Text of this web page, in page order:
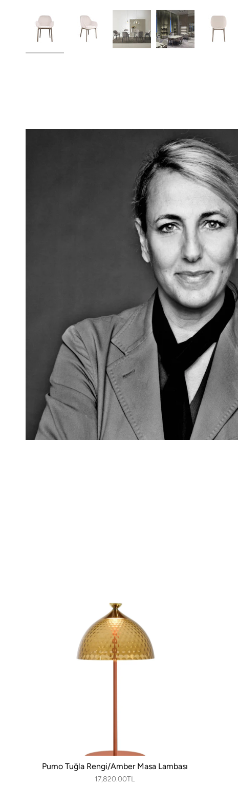
Pumo Tuğla Rengi/Amber Masa Lambası
17,820.00TL